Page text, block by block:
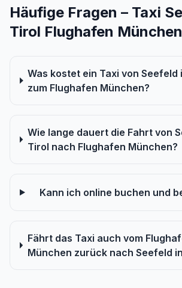
Häufige Fragen – Taxi
Tirol Flughafen München
Was kostet ein Taxi von Seefeld
zum Flughafen München?
Wie lange dauert die Fahrt von
Tirol nach Flughafen München?
Kann ich online buchen und
Fährt das Taxi auch vom
München zurück nach Seefeld